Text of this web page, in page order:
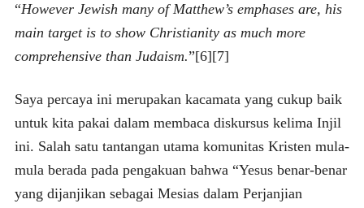
“However Jewish many of Matthew’s emphases are, his
main target is to show Christianity as much more
comprehensive than Judaism.”[6][7]
Saya percaya ini merupakan kacamata yang cukup baik
untuk kita pakai dalam membaca diskursus kelima Injil
ini. Salah satu tantangan utama komunitas Kristen mula-
mula berada pada pengakuan bahwa “Yesus benar-benar
yang dijanjikan sebagai Mesias dalam Perjanjian